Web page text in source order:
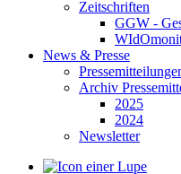
Zeitschriften
GGW -
News & Presse
Archiv
2025
2024
Newsletter